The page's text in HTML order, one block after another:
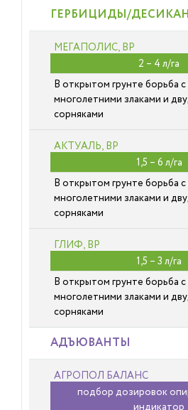
ГЕРБИЦИДЫ/
МЕГАПОЛИС, ВР
2 – 4 л/га
В открытом грунте борьба
многолетними злаками и
сорняками
АКТУАЛЬ, ВР
1,5 – 6 л/га
В открытом грунте борьба
многолетними злаками и
сорняками
ГЛИФ, ВР
1,5 – 3 л/га
В открытом грунте борьба
многолетними злаками и
сорняками
АДЪЮВАНТЫ
АГРОПОЛ БАЛАНС
подбор дозировок
индикатор